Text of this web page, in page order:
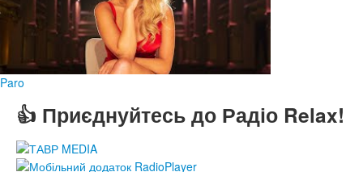
Paro
👍 Приєднуйтесь до Радіо Relax!